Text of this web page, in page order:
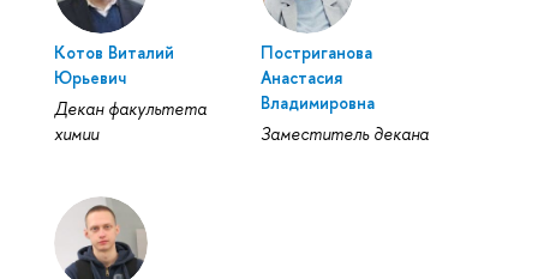
Котов Виталий
Юрьевич
Декан факультета
химии
Постриганова
Анастасия
Владимировна
Заместитель декана